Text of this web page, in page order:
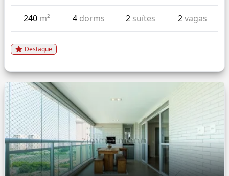
240 m² 4 dorms 2 suítes 2vagas
Destaque